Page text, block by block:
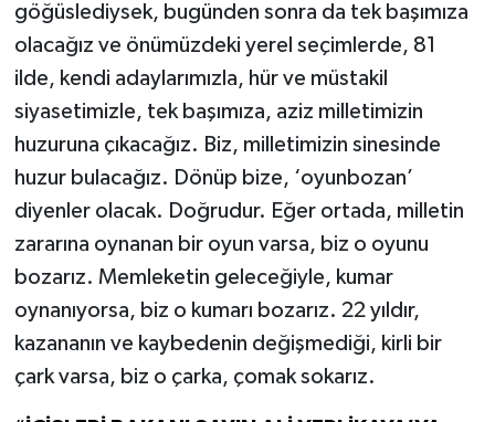
göğüslediysek, bugünden sonra da tek başımıza
olacağız ve önümüzdeki yerel seçimlerde, 81
ilde, kendi adaylarımızla, hür ve müstakil
siyasetimizle, tek başımıza, aziz milletimizin
huzuruna çıkacağız. Biz, milletimizin sinesinde
huzur bulacağız. Dönüp bize, ‘oyunbozan’
diyenler olacak. Doğrudur. Eğer ortada, milletin
zararına oynanan bir oyun varsa, biz o oyunu
bozarız. Memleketin geleceğiyle, kumar
oynanıyorsa, biz o kumarı bozarız. 22 yıldır,
kazananın ve kaybedenin değişmediği, kirli bir
çark varsa, biz o çarka, çomak sokarız.